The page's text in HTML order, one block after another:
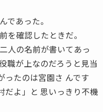
であった。
を確認したときだ。
人の名前が書いてあっ
職が上なのだろうと見当
ったのは宮園さ んです
だよ」と 思いっきり不機